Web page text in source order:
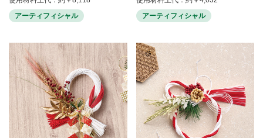
アーティフィシャル
アーティフィシャル